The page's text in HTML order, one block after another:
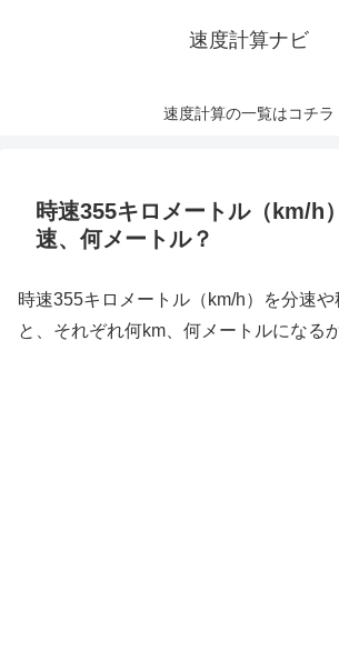
速度計算ナビ
速度計算の一覧はコチラ
時速355キロメートル（km/h
速、何メートル？
時速355キロメートル（km/h）を分速
と、それぞれ何km、何メートルになる